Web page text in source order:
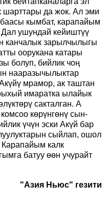
шарттары да жок. Ал эми
кымбат, карапайым
Дал ушундай кейиштүү
канчалык зарылчылыгы
оорукана катары
болуп, бийлик чоң
нааразычылыктар
мрамор, ак таштан
имаратка ылайык
сакталган. А
көрүнгөнү сын-
үчүн эски Акүй бар
сыйлап, ошол
калк
батуу өөн учурайт
"Азия Ньюс" гезити